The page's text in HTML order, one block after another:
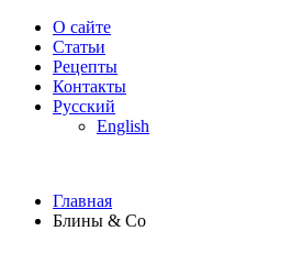
О сайте
Статьи
Рецепты
Контакты
Русский
English
Главная
Блины & Co